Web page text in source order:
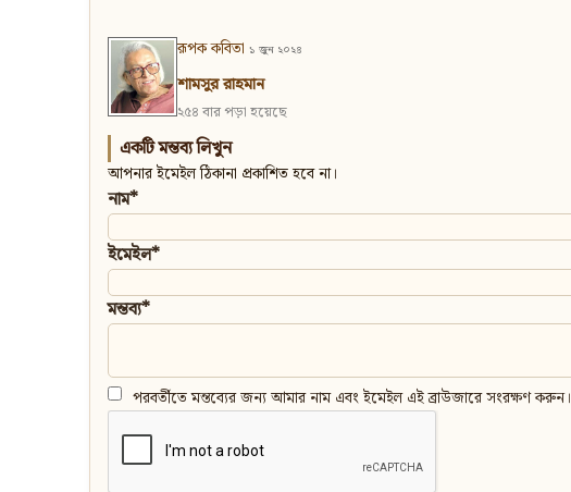
রূপক কবিতা ১ জুন ২০২৪
শামসুর রাহমান
২৫৪ বার পড়া হয়েছে
একটি মন্তব্য লিখুন
আপনার ইমেইল ঠিকানা প্রকাশিত হবে না।
নাম*
ইমেইল*
মন্তব্য*
পরবর্তীতে মন্তব্যের জন্য আমার নাম এবং ইমেইল এই ব্রাউজারে সংরক্ষণ করুন।